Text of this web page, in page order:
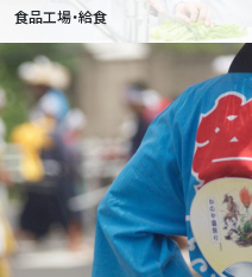
食品工場・給食